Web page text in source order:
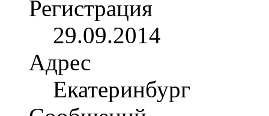
Регистрация
29.09.2014
Адрес
Екатеринбург